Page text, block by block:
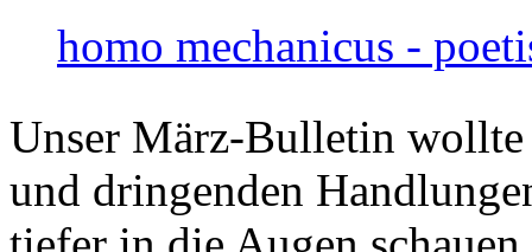
homo mechanicus -
Unser März-Bulletin
und dringenden